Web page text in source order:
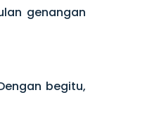
genangan
begitu,